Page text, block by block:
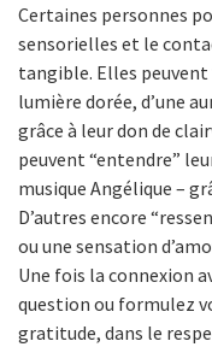
Certaines personnes
sensorielles et le
tangible. Elles peuvent
lumière dorée, d’une
grâce à leur don de
peuvent “entendre”
musique Angélique –
D’autres encore
ou une sensation
Une fois la connexion
question ou formulez
gratitude, dans le